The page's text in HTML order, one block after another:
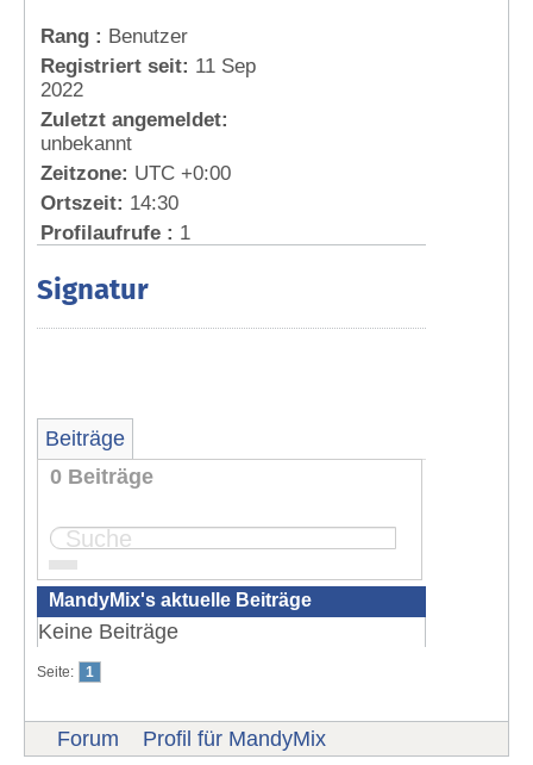
Rang : Benutzer
Registriert seit: 11 Sep
2022
Zuletzt angemeldet:
unbekannt
Zeitzone: UTC +0:00
Ortszeit: 14:30
Profilaufrufe : 1
Signatur
Beiträge
0 Beiträge
Seite:
MandyMix's aktuelle Beiträge
Keine Beiträge
Seite: 1
Forum Profil für MandyMix